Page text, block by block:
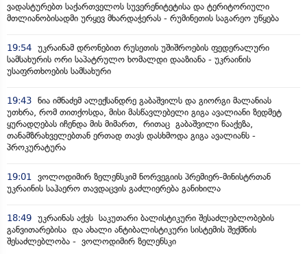
ვადასტურებთ საქართველოს სუვერენიტეტისა და ტერიტორიული
მთლიანობისადმი ურყევ მხარდაჭერას - რუმინეთის საგარეო უწყება
19:54 უკრაინამ დრონებით რუსეთის უშიშროების ფედერალური
სამსახურის ორი საპატრულო ხომალდი დააზიანა - უკრაინის
უსაფრთხოების სამსახური
19:43 ნია იმნაძემ ალექსანდრე გაბაშვილს და გიორგი მალანიას
უთხრა, რომ თითქოსდა, მისი მასწავლებელი გიგა ავალიანი ზედმეტ
ყურადღებას იჩენდა მის მიმართ, რითაც გაბაშვილი წააქეზა,
თანამზრახველებთან ერთად თავს დასხმოდა გიგა ავალიანს -
პროკურატურა
19:01
ვოლოდიმირ ზელენსკიმ ნორვეგიის პრემიერ-მინისტრთან
უკრაინის საჰაერო თავდაცვის გაძლიერება განიხილა
18:49 უკრაინას აქვს საკუთარი ბალისტიკური შესაძლებლობების
განვითარებისა და ახალი ანტიბალისტიკური სისტემის შექმნის
შესაძლებლობა - ვოლოდიმირ ზელენსკი